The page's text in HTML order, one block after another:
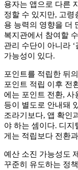
용자는 앱으로 다른
정할 수 있지만, 고령
용 능력의 영향을 더
복지관에서 참여할
관리 수단이 아니라
가능성이 있다.
포인트를 적립한 뒤
포인트 적립 이후 전
에는 포인트 전환, 사
등이 별도로 안내돼
조라기보다, 앱 확인
야 하는 셈이다. 디지
게는 적립보다 전환
예산 소진 가능성도
꾸준히 유도하는 정